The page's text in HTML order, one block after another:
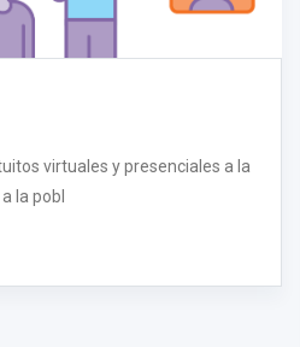
virtuales y presenciales a la
la pobl